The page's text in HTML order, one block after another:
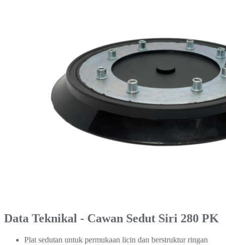
Data Teknikal - Cawan Sedut Siri 280 PK
Plat sedutan untuk permukaan licin dan berstruktur ringan